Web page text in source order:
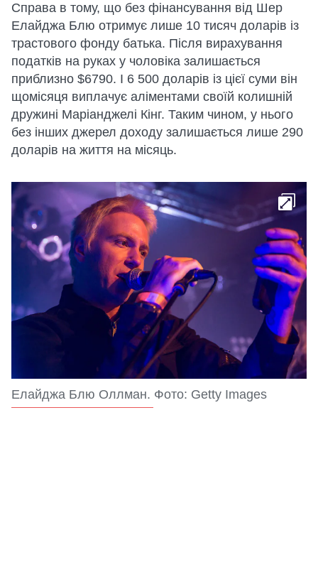
Справа в тому, що без фінансування від Шер
Елайджа Блю отримує лише 10 тисяч доларів із
трастового фонду батька. Після вирахування
податків на руках у чоловіка залишається
приблизно $6790. І 6 500 доларів із цієї суми він
щомісяця виплачує аліментами своїй колишній
дружині Маріанджелі Кінг. Таким чином, у нього
без інших джерел доходу залишається лише 290
доларів на життя на місяць.
Елайджа Блю Оллман. Фото: Getty Images